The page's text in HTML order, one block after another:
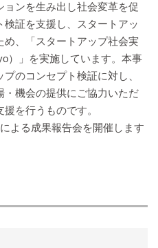
ンを生み出し社会変革を促
証を支援し、スタートアッ
、「スタートアップ社会実
）」を実施しています。本事
のコンセプト検証に対し、
機会の提供にご協力いただ
を行うものです。
よる成果報告会を開催します